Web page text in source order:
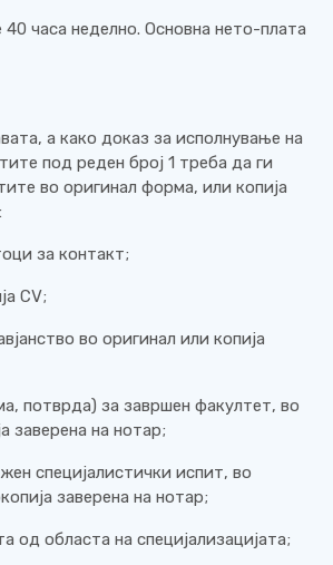
часа неделно. Основна нето-плата
а како доказ за исполнување на
под реден број 1 треба да ги
во оригинал форма, или копија
за контакт;
CV;
во оригинал или копија
потврда) за завршен факултет, во
заверена на нотар;
специјалистички испит, во
заверена на нотар;
од областа на специјализацијата;